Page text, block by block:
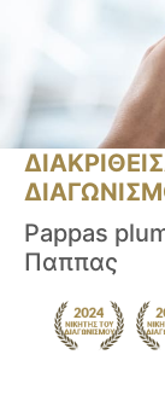
Pappas
Παππας